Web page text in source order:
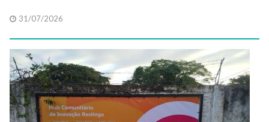
31/07/2026